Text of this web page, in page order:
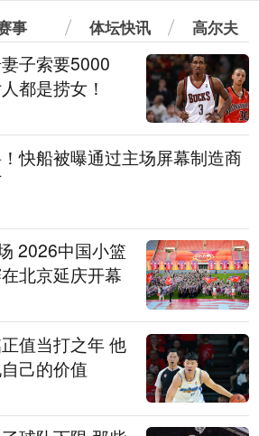
事 体坛快讯 高尔夫
子索要5000
都是捞女！
快船被曝通过主场屏幕制造商
2026中国小篮
北京延庆开幕
值当打之年 他
己的价值